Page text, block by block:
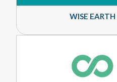
WISE EARTH